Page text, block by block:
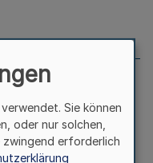
204 vom
Sie können
oder nur solchen,
erforderlich